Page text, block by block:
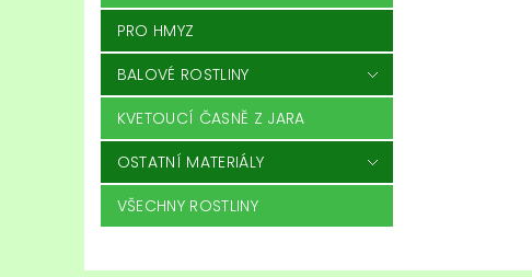
PRO HMYZ
BALOVÉ ROSTLINY
KVETOUCÍ ČASNĚ Z JARA
OSTATNÍ MATERIÁLY
VŠECHNY ROSTLINY